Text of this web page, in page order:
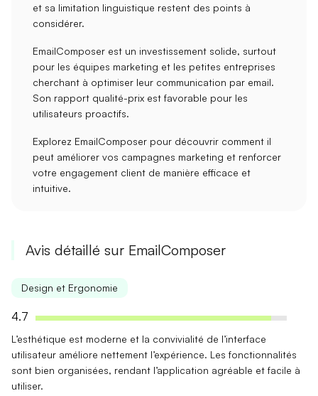
et sa limitation linguistique restent des points à
considérer.
EmailComposer est un investissement solide, surtout
pour les équipes marketing et les petites entreprises
cherchant à optimiser leur communication par email.
Son rapport qualité-prix est favorable pour les
utilisateurs proactifs.
Explorez EmailComposer pour découvrir comment il
peut améliorer vos campagnes marketing et renforcer
votre engagement client de manière efficace et
intuitive.
Avis détaillé sur EmailComposer
Design et Ergonomie
4.7
L’esthétique est moderne et la convivialité de l’interface
utilisateur améliore nettement l’expérience. Les fonctionnalités
sont bien organisées, rendant l’application agréable et facile à
utiliser.